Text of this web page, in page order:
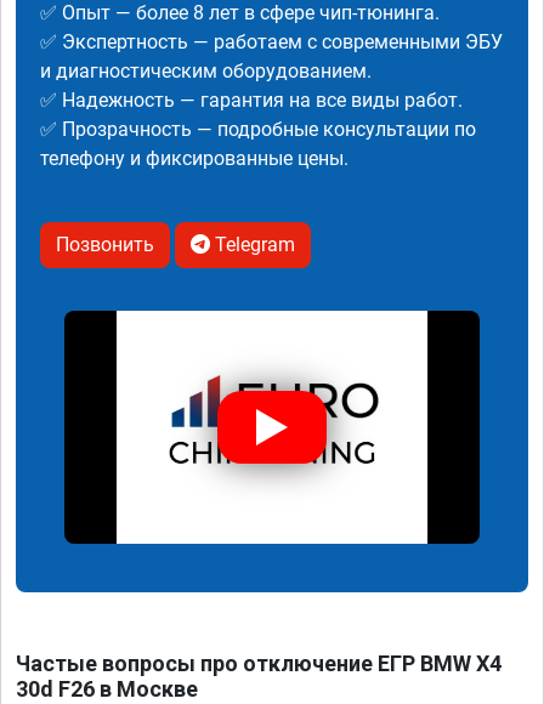
✅ Опыт — более 8 лет в сфере чип-тюнинга.
✅ Экспертность — работаем с современными ЭБУ
и диагностическим оборудованием.
✅ Надежность — гарантия на все виды работ.
✅ Прозрачность — подробные консультации по
телефону и фиксированные цены.
Позвонить Telegram
Частые вопросы про отключение ЕГР BMW X4
30d F26 в Москве